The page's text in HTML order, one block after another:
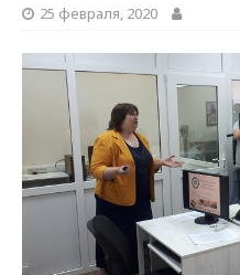
25 февраля, 2020